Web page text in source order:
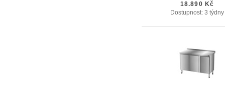
18.890 Kč
Dostupnost: 3 týdny